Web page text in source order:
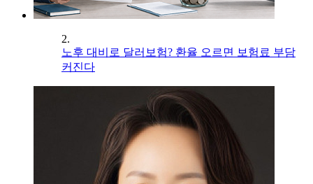
2.
노후 대비로 달러보험? 환율 오르면 보험료 부담
커진다